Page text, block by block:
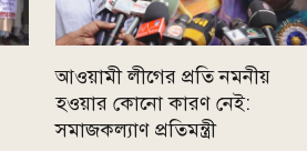
আওয়ামী লীগের প্রতি নমনীয়
হওয়ার কোনো কারণ নেই:
সমাজকল্যাণ প্রতিমন্ত্রী